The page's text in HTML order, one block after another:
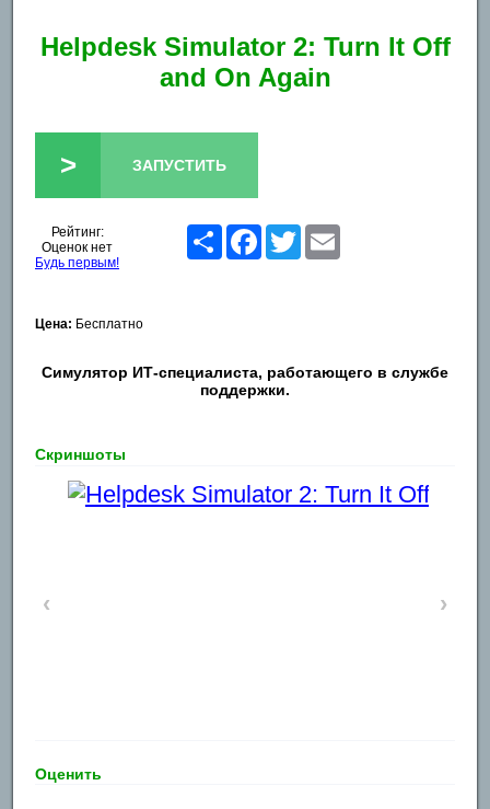
Helpdesk Simulator 2: Turn It Off
and On Again
> ЗАПУСТИТЬ
Рейтинг:
Оценок нет
Будь первым!
Share FacebookTwitter
Цена: Бесплатно
Симулятор ИТ-специалиста, работающего в службе
поддержки.
Скриншоты
‹ ›
Оценить